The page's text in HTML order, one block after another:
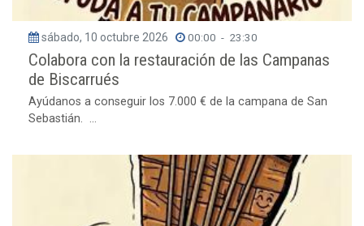
sábado, 10 octubre 2026 00:00 - 23:30
Colabora con la restauración de las Campanas
de Biscarrués
Ayúdanos a conseguir los 7.000 € de la campana de San
Sebastián. ...